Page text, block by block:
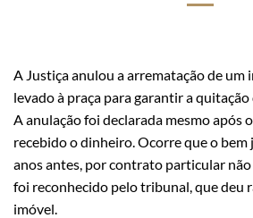
A Justiça anulou a arrematação de um
levado à praça para garantir a
A anulação foi declarada mesmo após
recebido o dinheiro. Ocorre que o
anos antes, por contrato particular
foi reconhecido pelo tribunal, que deu
imóvel.